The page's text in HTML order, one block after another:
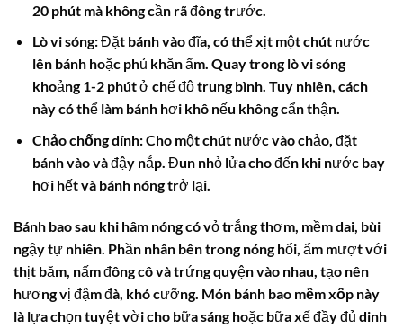
20 phút mà không cần rã đông trước.
Lò vi sóng:Đặt bánh vào đĩa, có thể xịt một chút nước
lên bánh hoặc phủ khăn ẩm. Quay trong lò vi sóng
khoảng 1-2 phút ở chế độ trung bình. Tuy nhiên, cách
này có thể làm bánh hơi khô nếu không cẩn thận.
Chảo chống dính:Cho một chút nước vào chảo, đặt
bánh vào và đậy nắp. Đun nhỏ lửa cho đến khi nước bay
hơi hết và bánh nóng trở lại.
Bánh bao sau khi hâm nóng có vỏ trắng thơm, mềm dai, bùi
ngậy tự nhiên. Phần nhân bên trong nóng hổi, ẩm mượt với
thịt băm, nấm đông cô và trứng quyện vào nhau, tạo nên
hương vị đậm đà, khó cưỡng. Món bánh bao mềm xốp này
là lựa chọn tuyệt vời cho bữa sáng hoặc bữa xế đầy đủ dinh